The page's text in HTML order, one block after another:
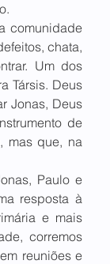
comunidade
chata,
Um dos
Társis. Deus
Jonas, Deus
de
mas que, na
Paulo e
resposta à
e mais
corremos
reuniões e